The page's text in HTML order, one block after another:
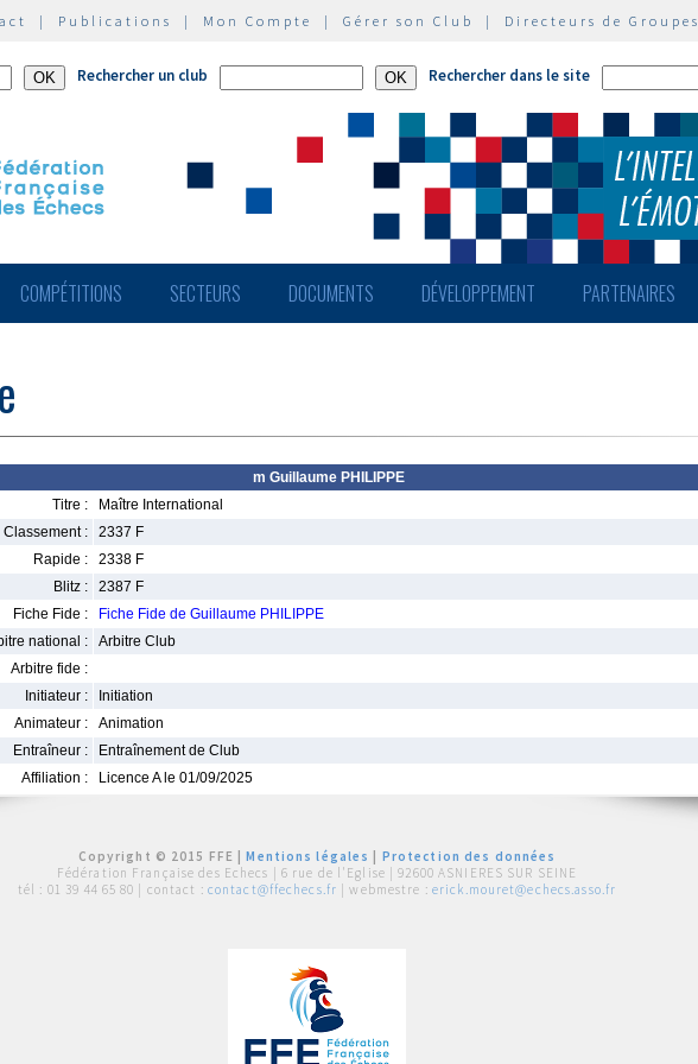
| Publications | Mon Compte | Gérer son Club | Directeurs de Groupes
Rechercher un club Rechercher dans le site
COMPÉTITIONS SECTEURS DOCUMENTS DÉVELOPPEMENT PARTENAIRES
m Guillaume PHILIPPE
Titre :
Maître International
Classement :
2337 F
Rapide :
2338 F
Blitz :
2387 F
Fiche Fide :
Fiche Fide de Guillaume PHILIPPE
national :
Arbitre Club
Arbitre fide :
Initiateur :
Initiation
Animateur :
Animation
Entraîneur :
Entraînement de Club
Affiliation :
Licence A le 01/09/2025
Copyright © 2015 FFE |Mentions légales
Protection des données
Fédération Française des Echecs | 6 rue de l'Eglise | 92600 ASNIERES SUR SEINE
tél : 01 39 44 65 80 | contact : contact@ffechecs.fr | webmestre : erick.mouret@echecs.asso.fr